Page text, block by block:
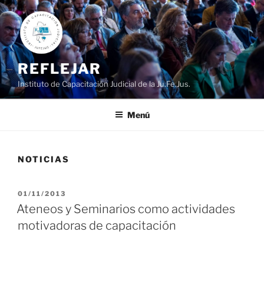
Ir
al
contenido
REFLEJAR
Instituto de Capacitación Judicial de la Ju.Fe.Jus.
Menú
NOTICIAS
PUBLICADO
EL
01/11/2013
Ateneos y Seminarios como actividades
motivadoras de capacitación